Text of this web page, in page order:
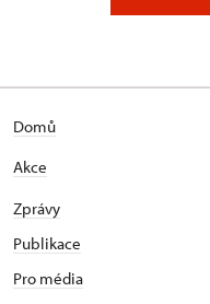
Domů
Akce
Zprávy
Publikace
Pro média